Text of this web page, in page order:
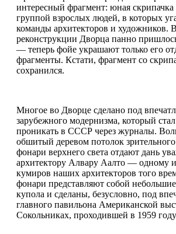
интересный фрагмент: юная скрипачка
группой взрослых людей, в которых
команды архитекторов и художников.
реконструкции Дворца панно
— теперь фойе украшают только его
фрагменты. Кстати, фрагмент со
сохранился.
Многое во Дворце сделано под
зарубежного модернизма, который
проникать в СССР через журналы.
обшитый деревом потолок
фонари верхнего света отдают дань
архитектору Алвару Аалто — одному
кумиров наших архитекторов того
фонари представляют собой небольшие
купола и сделаны, безусловно, под
главного павильона Американской
Сокольниках, проходившей в 1959